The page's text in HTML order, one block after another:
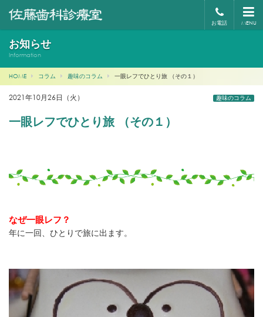
MENU
お電話
お知らせ
Information
HOME コラム 趣味のコラム 一眼レフでひとり旅 （その１）
2021年10月26日（火） 趣味のコラム
一眼レフでひとり旅 （その１）
なぜ一眼レフ？
年に一回、ひとりで旅に出ます。